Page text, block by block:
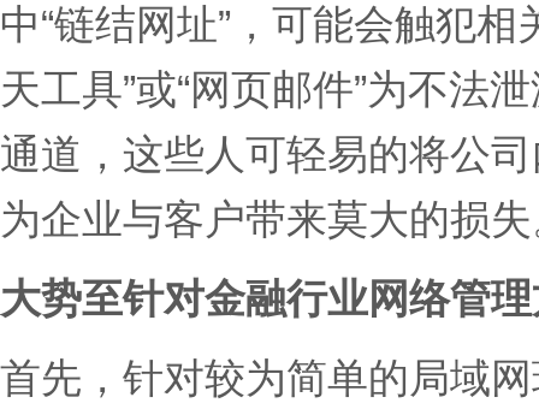
中“链结网址”，可能会触犯相
天工具”或“网页邮件”为不法
通道，这些人可轻易的将公
为企业与客户带来莫大的损
大势至针对金融行业网络管
首先，针对较为简单的局域